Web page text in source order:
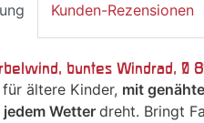
Kunden-Rezensionen
buntes Windrad, Ø
ältere Kinder, mit
jedem Wetter dreht. Bringt